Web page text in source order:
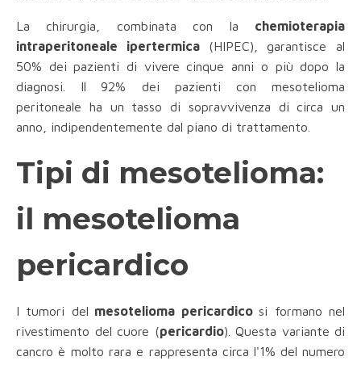
La chirurgia, combinata con la chemioterapia
intraperitoneale ipertermica (HIPEC), garantisce al
50% dei pazienti di vivere cinque anni o più dopo la
diagnosi. Il
92% dei pazienti con mesotelioma
peritoneale ha un tasso di sopravvivenza di circa un
anno, indipendentemente dal piano di trattamento.
Tipi di mesotelioma:
il mesotelioma
pericardico
I tumori del mesotelioma pericardicosi formano nel
rivestimento del cuore (pericardio). Questa variante di
cancro è molto rara e rappresenta circa l'1% del numero